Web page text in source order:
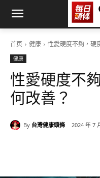
首页 健康 性愛硬度不夠，硬
健康
性愛硬度不
何改善？
By 台灣健康頭條 2024 年 7